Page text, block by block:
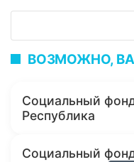
ВОЗМОЖНО,
Социальный
Республика
Социальный